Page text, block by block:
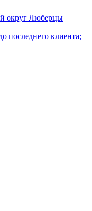
округ Люберцы
последнего клиента;